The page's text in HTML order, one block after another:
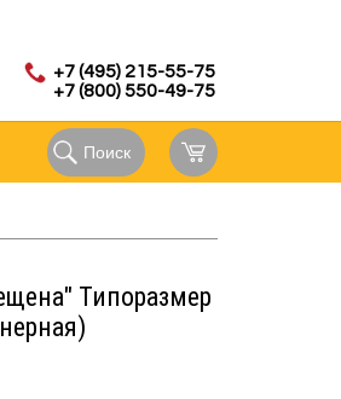
+7 (495) 215-55-75
+7 (800) 550-49-75
Поиск
Типоразмер